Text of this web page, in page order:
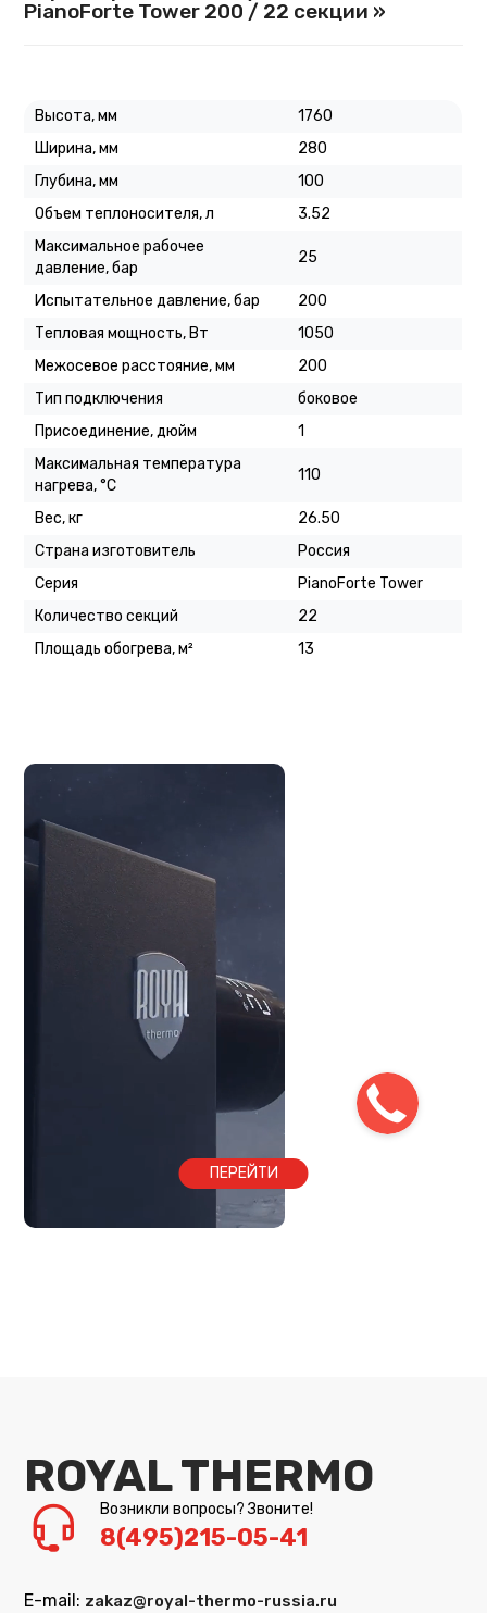
PianoForte Tower 200 / 22 секции »
Высота, мм
1760
Ширина, мм
280
Глубина, мм
100
Объем теплоносителя, л
3.52
Максимальное рабочее
давление, бар
25
Испытательное давление, бар
200
Тепловая мощность, Вт
1050
Межосевое расстояние, мм
200
Тип подключения
боковое
Присоединение, дюйм
1
Максимальная температура
нагрева, °C
110
Вес, кг
26.50
Страна изготовитель
Россия
Серия
PianoForte Tower
Количество секций
22
Площадь обогрева, м²
13
ПЕРЕЙТИ
ROYAL THERMO
Возникли вопросы? Звоните!
8(495)215-05-41
E-mail: zakaz@royal-thermo-russia.ru